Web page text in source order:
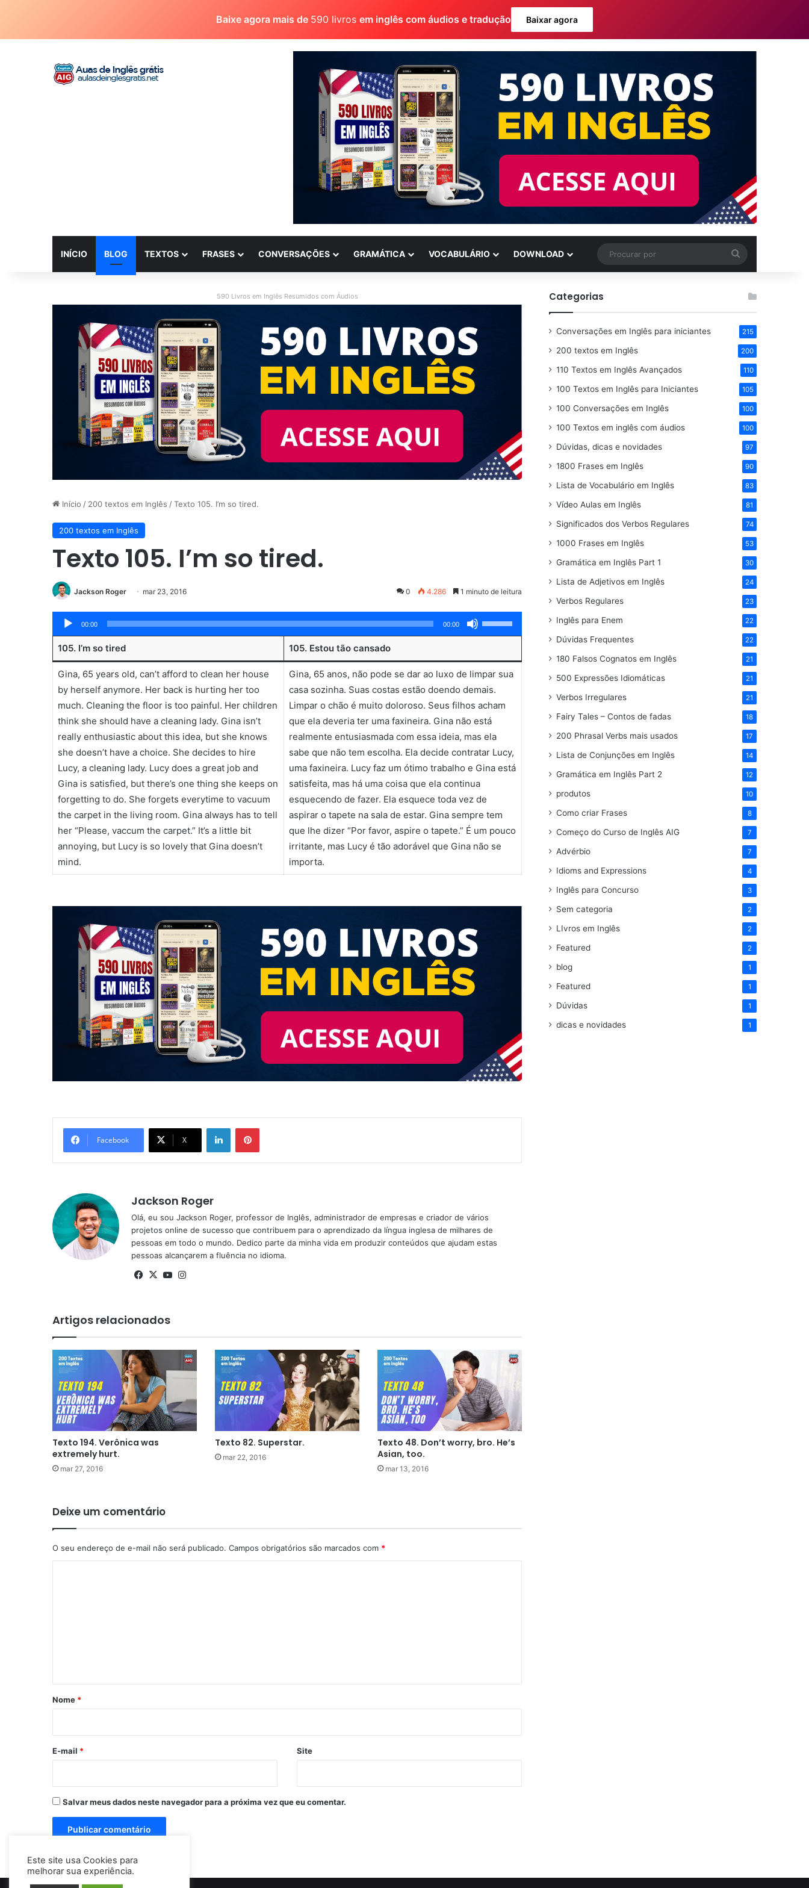
Baixe agora mais de 590 livros em inglês com áudios e tradução Baixar agora
INÍCIO BLOG TEXTOS FRASES CONVERSAÇÕES GRAMÁTICA VOCABULÁRIO DOWNLOAD
por
590 Livros em Inglês Resumidos com Áudios
Início / 200 textos em Inglês /Texto 105. I’m so tired.
200 textos em Inglês
Texto 105. I’m so tired.
Jackson Roger mar 23, 2016 0 4.286 1 minuto de leitura
Tocador
de
áudio
00:00 00:00
as
para
cima
ou
para
baixo
para
aumentar
o
volume.
105. I’m so tired 105. Estou tão cansado
Gina, 65 years old, can’t afford to clean her house
by herself anymore. Her back is hurting her too
much. Cleaning the floor is too painful. Her children
think she should have a cleaning lady. Gina isn’t
really enthusiastic about this idea, but she knows
she doesn’t have a choice. She decides to hire
Lucy, a cleaning lady. Lucy does a great job and
Gina is satisfied, but there’s one thing she keeps on
forgetting to do. She forgets everytime to vacuum
the carpet in the living room. Gina always has to tell
her “Please, vaccum the carpet.” It’s a little bit
annoying, but Lucy is so lovely that Gina doesn’t
mind.
Gina, 65 anos, não pode se dar ao luxo de limpar sua
casa sozinha. Suas costas estão doendo demais.
Limpar o chão é muito doloroso. Seus filhos acham
que ela deveria ter uma faxineira. Gina não está
realmente entusiasmada com essa ideia, mas ela
sabe que não tem escolha. Ela decide contratar Lucy,
uma faxineira. Lucy faz um ótimo trabalho e Gina está
satisfeita, mas há uma coisa que ela continua
esquecendo de fazer. Ela esquece toda vez de
aspirar o tapete na sala de estar. Gina sempre tem
que lhe dizer “Por favor, aspire o tapete.” É um pouco
irritante, mas Lucy é tão adorável que Gina não se
importa.
Facebook X
LinkedinPinterest
Jackson Roger
Olá, eu sou Jackson Roger, professor de Inglês, administrador de empresas e criador de vários
projetos online de sucesso que contribuem para o aprendizado da língua inglesa de milhares de
pessoas em todo o mundo. Dedico parte da minha vida em produzir conteúdos que ajudam estas
pessoas alcançarem a fluência no idioma.
Facebook
X YouTube
Artigos relacionados
Texto 194. Verônica was
extremely hurt.
mar 27, 2016
Texto 82. Superstar.
mar 22, 2016
Texto 48. Don’t worry, bro. He’s
Asian, too.
mar 13, 2016
Deixe um comentário
O seu endereço de e-mail não será publicado. Campos obrigatórios são marcados com *
r
*
Nome *
E-mail * Site
Salvar meus dados neste navegador para a próxima vez que eu comentar.
Categorias
Conversações em Inglês para iniciantes 215
200 textos em Inglês 200
110 Textos em Inglês Avançados 110
100 Textos em Inglês para Iniciantes 105
100 Conversações em Inglês 100
100 Textos em inglês com áudios 100
Dúvidas, dicas e novidades 97
1800 Frases em Inglês 90
Lista de Vocabulário em Inglês 83
Vídeo Aulas em Inglês 81
Significados dos Verbos Regulares 74
1000 Frases em Inglês 53
Gramática em Inglês Part 1 30
Lista de Adjetivos em Inglês 24
Verbos Regulares 23
Inglês para Enem 22
Dúvidas Frequentes 22
180 Falsos Cognatos em Inglês 21
500 Expressões Idiomáticas 21
Verbos Irregulares 21
Fairy Tales – Contos de fadas 18
200 Phrasal Verbs mais usados 17
Lista de Conjunções em Inglês 14
Gramática em Inglês Part 2 12
produtos 10
Como criar Frases 8
Começo do Curso de Inglês AIG 7
Advérbio 7
Idioms and Expressions 4
Inglês para Concurso 3
Sem categoria 2
LIvros em Inglês 2
Featured 2
blog 1
Featured 1
Dúvidas 1
dicas e novidades 1
Este site usa Cookies para
melhorar sua experiência.